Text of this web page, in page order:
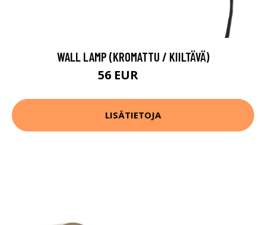
WALL LAMP (KROMATTU / KIILTÄVÄ)
56 EUR
LISÄTIETOJA